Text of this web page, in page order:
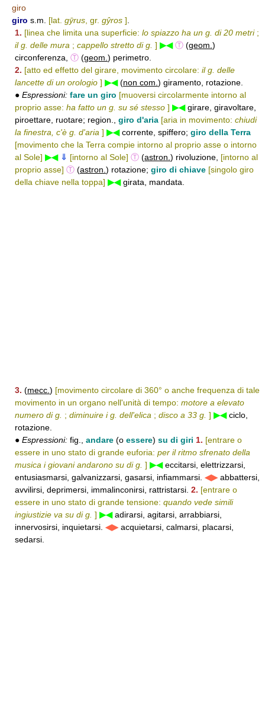
giro
giro s.m. [lat. gȳrus , gr. gŷros ]
1. [linea che limita una superficie: lo spiazzo ha un g. di 20 metri;
il g. delle mura ; cappello stretto di g. ] ▶◀ Ⓣ (geom. )
circonferenza, Ⓣ (geom. ) perimetro.
2. [atto ed effetto del girare, movimento circolare: il g. delle
lancette di un orologio ] ▶◀(non com. ) giramento, rotazione.
● Espressioni: fare un giro [muoversi circolarmente intorno al
proprio asse: ha fatto un g. su sé stesso ] ▶◀girare, giravoltare,
piroettare, ruotare; region., giro d'aria [aria in movimento: chiudi
la finestra, c'è g. d'aria ] ▶◀corrente, spiffero; giro della Terra
[movimento che la Terra compie intorno al proprio asse o intorno
al Sole] ▶◀ ⇓ [intorno al Sole] Ⓣ (astron. ) rivoluzione, [intorno al
proprio asse] Ⓣ (astron. ) rotazione; giro di chiave [singolo giro
della chiave nella toppa] ▶◀girata, mandata.
3. (mecc. ) [movimento circolare di 360° o anche frequenza di tale
movimento in un organo nell'unità di tempo: motore a elevato
numero di g. ; diminuire i g. dell'elica ; disco a 33 g. ] ▶◀ciclo,
rotazione.
● Espressioni: fig., andare (o essere) su di giri 1. [entrare o
essere in uno stato di grande euforia: per il ritmo sfrenato della
musica i giovani andarono su di g. ] ▶◀eccitarsi, elettrizzarsi,
entusiasmarsi, galvanizzarsi, gasarsi, infiammarsi. ◀▶abbattersi,
avvilirsi, deprimersi, immalinconirsi, rattristarsi. 2. [entrare o
essere in uno stato di grande tensione: quando vede simili
ingiustizie va su di g. ] ▶◀adirarsi, agitarsi, arrabbiarsi,
innervosirsi, inquietarsi. ◀▶acquietarsi, calmarsi, placarsi,
sedarsi.